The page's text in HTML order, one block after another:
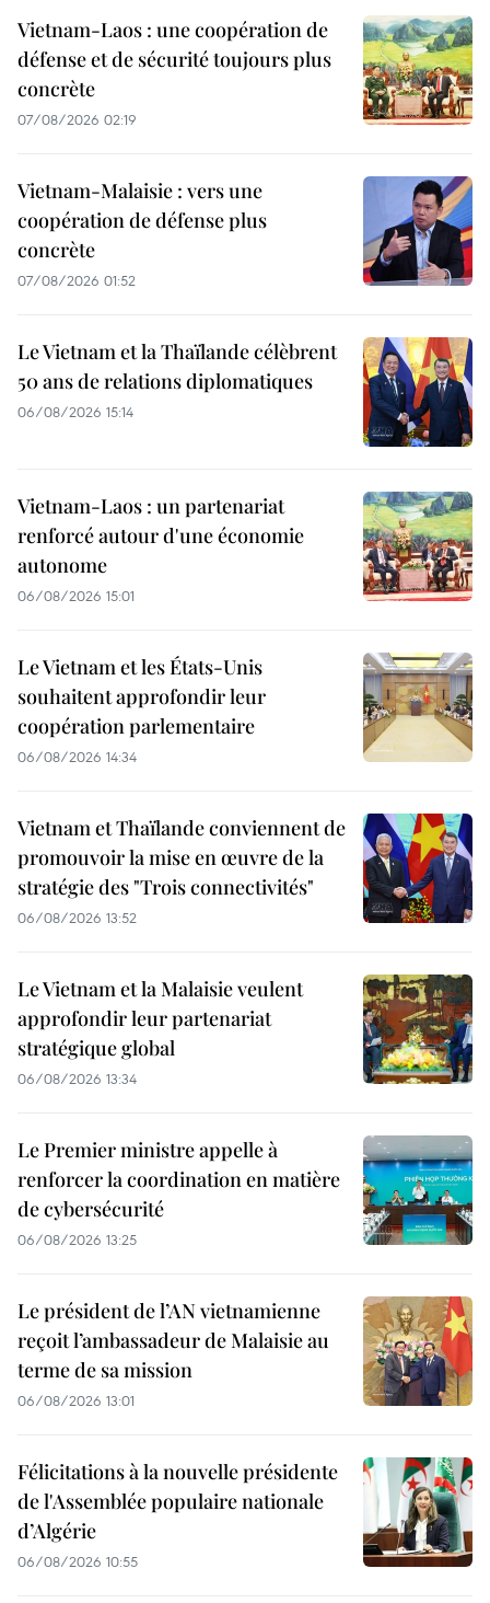
Vietnam-Laos : une coopération de
défense et de sécurité toujours plus
concrète
07/08/2026 02:19
Vietnam-Malaisie : vers une
coopération de défense plus
concrète
07/08/2026 01:52
Le Vietnam et la Thaïlande célèbrent
50 ans de relations diplomatiques
06/08/2026 15:14
Vietnam-Laos : un partenariat
renforcé autour d'une économie
autonome
06/08/2026 15:01
Le Vietnam et les États-Unis
souhaitent approfondir leur
coopération parlementaire
06/08/2026 14:34
Vietnam et Thaïlande conviennent de
promouvoir la mise en œuvre de la
stratégie des "Trois connectivités"
06/08/2026 13:52
Le Vietnam et la Malaisie veulent
approfondir leur partenariat
stratégique global
06/08/2026 13:34
Le Premier ministre appelle à
renforcer la coordination en matière
de cybersécurité
06/08/2026 13:25
Le président de l’AN vietnamienne
reçoit l’ambassadeur de Malaisie au
terme de sa mission
06/08/2026 13:01
Félicitations à la nouvelle présidente
de l'Assemblée populaire nationale
d’Algérie
06/08/2026 10:55